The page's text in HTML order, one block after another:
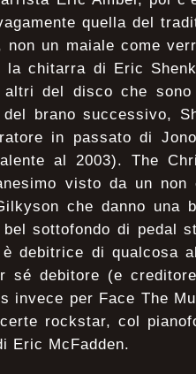
quella del
non un maiale come
chitarra di Eric
del disco che sono
del brano successivo,
in passato di
al 2003). The
visto da un
che danno una
sottofondo di pedal
debitrice di qualcosa
sé debitore (e
invece per Face The
rockstar, col
Eric McFadden.